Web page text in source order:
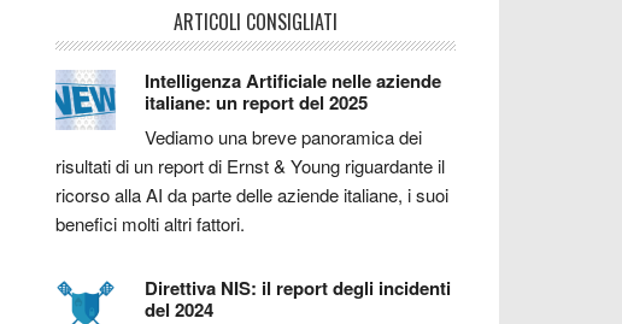
ARTICOLI CONSIGLIATI
Intelligenza Artificiale nelle aziende
italiane: un report del 2025
Vediamo una breve panoramica dei
risultati di un report di Ernst & Young riguardante il
ricorso alla AI da parte delle aziende italiane, i suoi
benefici molti altri fattori.
Direttiva NIS: il report degli incidenti
del 2024